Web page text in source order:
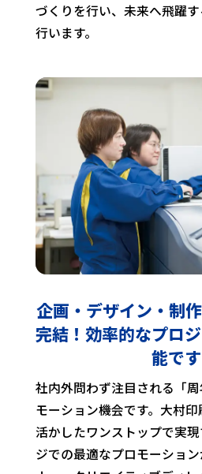
づくりを行い、未来へ飛躍
行います。
企画・デザイン・制
完結！効率的なプロ
能です
社内外問わず注目される「
モーション機会です。大村
活かしたワンストップで実
ジでの最適なプロモーショ